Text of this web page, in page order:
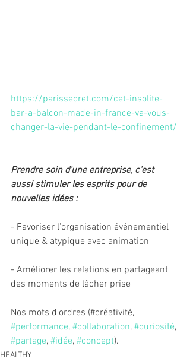
https://parissecret.com/cet-insolite-
bar-a-balcon-made-in-france-va-vous-
changer-la-vie-pendant-le-confinement/
Prendre soin d'une entreprise, c'est
aussi stimuler les esprits pour de
nouvelles idées :
- Favoriser l'organisation événementiel
unique & atypique avec animation
- Améliorer les relations en partageant
des moments de lâcher prise
Nos mots d'ordres (#créativité,
#performance, #collaboration, #curiosité,
#partage, #idée, #concept).
HEALTHY